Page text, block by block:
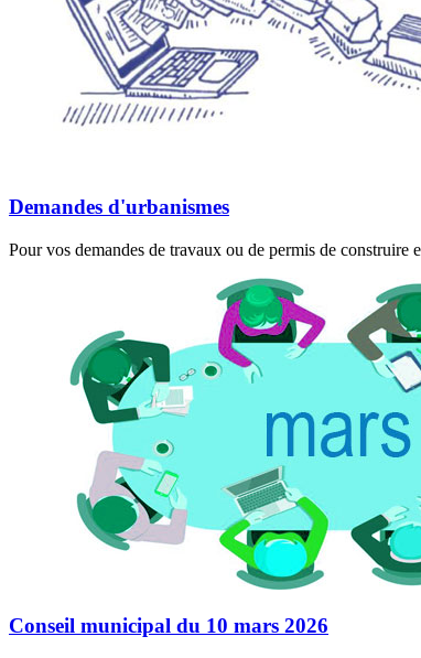
Demandes d'urbanismes
Pour vos demandes de travaux ou de permis de
Conseil municipal du 10 mars 2026